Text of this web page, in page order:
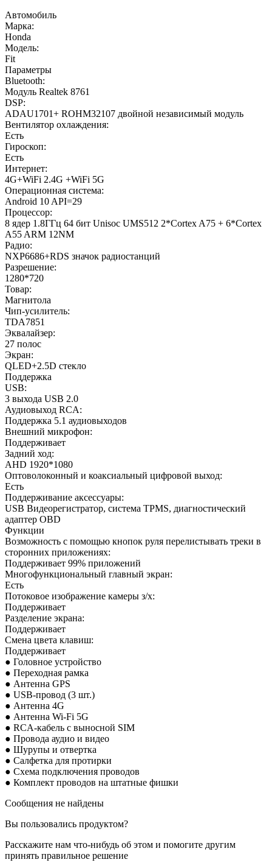
Автомобиль
Марка:
Honda
Модель:
Fit
Параметры
Bluetooth:
Модуль Realtek 8761
DSP:
ADAU1701+ ROHM32107 двойной независимый модуль
Вентилятор охлаждения:
Есть
Гироскоп:
Есть
Интернет:
4G+WiFi 2.4G +WiFi 5G
Операционная система:
Android 10 API=29
Процессор:
8 ядер 1.8ГГц 64 бит Unisoc UMS512 2*Cortex A75 + 6*Cortex
A55 ARM 12NM
Радио:
NXP6686+RDS значок радиостанций
Разрешение:
1280*720
Товар:
Магнитола
Чип-усилитель:
TDA7851
Эквалайзер:
27 полос
Экран:
QLED+2.5D стекло
Поддержка
USB:
3 выхода USB 2.0
Аудиовыход RCA:
Поддержка 5.1 аудиовыходов
Внешний микрофон:
Поддерживает
Задний ход:
AHD 1920*1080
Оптоволоконный и коаксиальный цифровой выход:
Есть
Поддерживание аксессуары:
USB Видеорегистратор, система TPMS, диагностический
адаптер OBD
Функции
Возможность с помощью кнопок руля перелистывать треки в
сторонних приложениях:
Поддерживает 99% приложений
Многофункциональный главный экран:
Есть
Потоковое изображение камеры з/х:
Поддерживает
Разделение экрана:
Поддерживает
Смена цвета клавиш:
Поддерживает
● Головное устройство
● Переходная рамка
● Антенна GPS
● USB-провод (3 шт.)
● Антенна 4G
● Антенна Wi-Fi 5G
● RCA-кабель с выносной SIM
● Провода аудио и видео
● Шурупы и отвертка
● Салфетка для протирки
● Схема подключения проводов
● Комплект проводов на штатные фишки
Сообщения не найдены
Вы пользовались продуктом?
Расскажите нам что-нибудь об этом и помогите другим
принять правильное решение